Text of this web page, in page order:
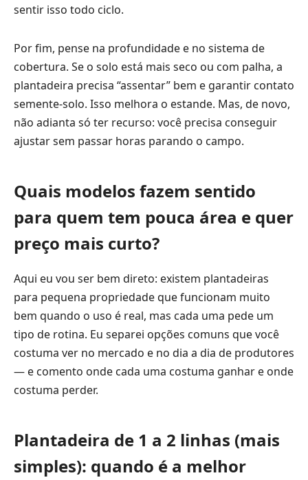
sentir isso todo ciclo.
Por fim, pense na profundidade e no sistema de
cobertura. Se o solo está mais seco ou com palha, a
plantadeira precisa “assentar” bem e garantir contato
semente-solo. Isso melhora o estande. Mas, de novo,
não adianta só ter recurso: você precisa conseguir
ajustar sem passar horas parando o campo.
Quais modelos fazem sentido
para quem tem pouca área e quer
preço mais curto?
Aqui eu vou ser bem direto: existem plantadeiras
para pequena propriedade que funcionam muito
bem quando o uso é real, mas cada uma pede um
tipo de rotina. Eu separei opções comuns que você
costuma ver no mercado e no dia a dia de produtores
— e comento onde cada uma costuma ganhar e onde
costuma perder.
Plantadeira de 1 a 2 linhas (mais
simples): quando é a melhor